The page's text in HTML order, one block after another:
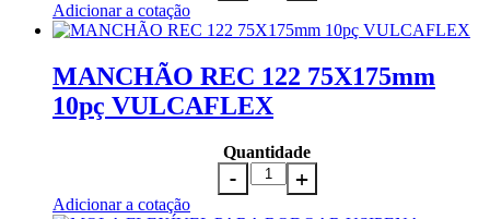
Adicionar a cotação
MANCHÃO REC 122 75X175mm
10pç VULCAFLEX
Quantidade
Adicionar a cotação